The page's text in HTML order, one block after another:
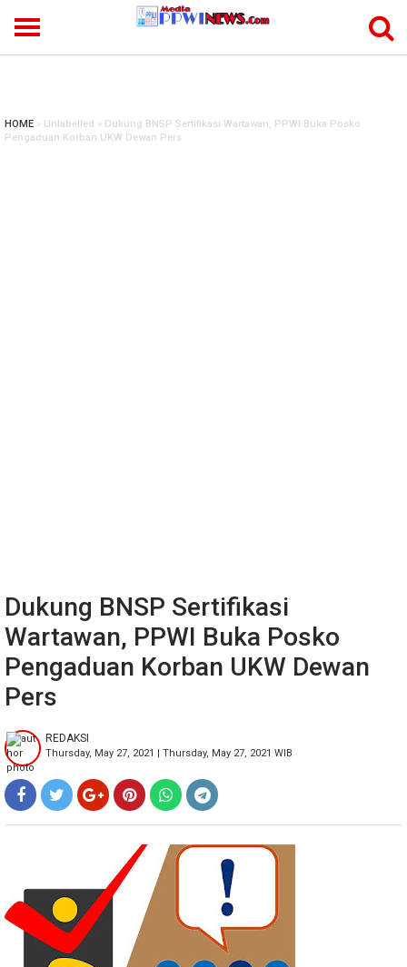
HOME » Unlabelled » Dukung BNSP Sertifikasi Wartawan, PPWI Buka Posko
Pengaduan Korban UKW Dewan Pers
Dukung BNSP Sertifikasi
Wartawan, PPWI Buka Posko
Pengaduan Korban UKW Dewan
Pers
REDAKSI
Thursday, May 27, 2021 | Thursday, May 27, 2021 WIB